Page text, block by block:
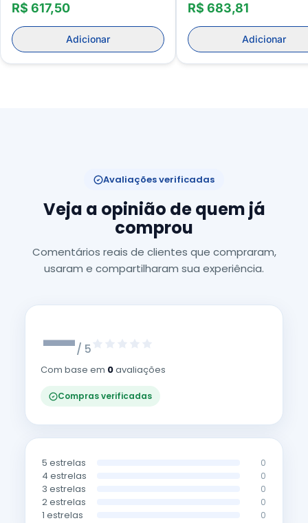
R$ 617,50
Adicionar
R$ 683,81
Adicionar
Avaliações verificadas
Veja a opinião de quem já
comprou
Comentários reais de clientes que compraram,
usaram e compartilharam sua experiência.
—/ 5
Com base em 0avaliações
Compras verificadas
5 estrelas 0
4 estrelas 0
3 estrelas 0
2 estrelas 0
1 estrelas 0